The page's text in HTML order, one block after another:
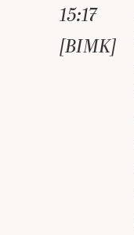
15:17
[BIMK]